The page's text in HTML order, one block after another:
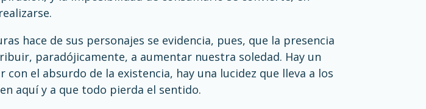
hace de sus personajes se evidencia, pues, que la presencia
paradójicamente, a aumentar nuestra soledad. Hay un
el absurdo de la existencia, hay una lucidez que lleva a los
aquí y a que todo pierda el sentido.